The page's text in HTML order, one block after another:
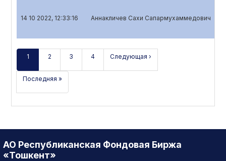
14 10 2022, 12:33:16 Аннакличев Сахи Сапармухаммедович
1 2 3 4 Следующая ›
Последняя »
АО Республиканская Фондовая Биржа
«Тошкент»